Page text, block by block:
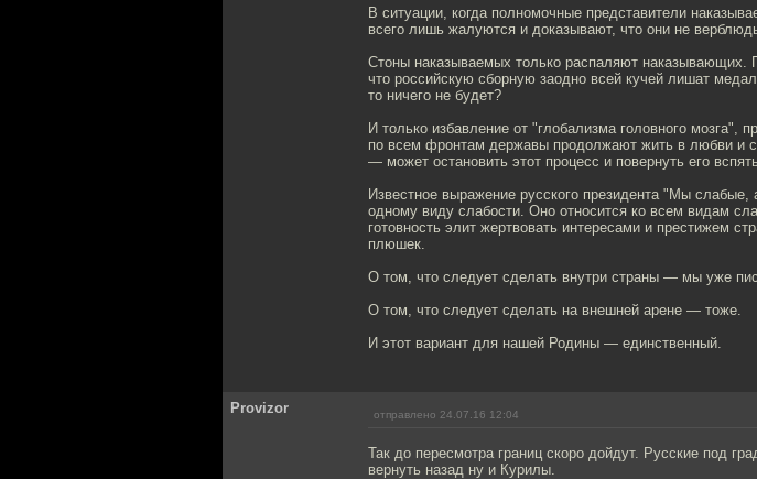
В ситуации, когда полномочные представители
всего лишь жалуются и доказывают, что они не
Стоны наказываемых только распаляют наказывающих.
что российскую сборную заодно всей кучей лишат
то ничего не будет?
И только избавление от "глобализма головного мозга",
по всем фронтам державы продолжают жить в любви и
— может остановить этот процесс и повернуть его
Известное выражение русского президента "Мы
одному виду слабости. Оно относится ко всем видам
готовность элит жертвовать интересами и престижем
плюшек.
О том, что следует сделать внутри страны — мы уже
О том, что следует сделать на внешней арене — тоже.
И этот вариант для нашей Родины — единственный.
Provizor отправлено 24.07.16 12:04
Так до пересмотра границ скоро дойдут. Русские под
вернуть назад ну и Курилы.